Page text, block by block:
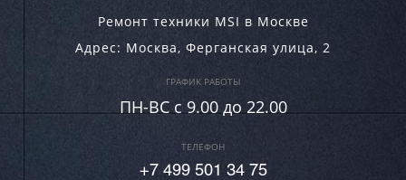
Ремонт техники MSI в Москве
Адрес: Москва, Ферганская улица, 2
ГРАФИК РАБОТЫ
ПН-ВC c 9.00 до 22.00
ТЕЛЕФОН
+7 499 501 34 75